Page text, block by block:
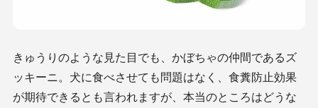
きゅうりのような見た目でも、かぼちゃの仲間であるズ
ッキーニ。犬に食べさせても問題はなく、食糞防止効果
が期待できるとも言われますが、本当のところはどうな